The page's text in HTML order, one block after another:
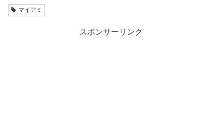
マイアミ
スポンサーリンク